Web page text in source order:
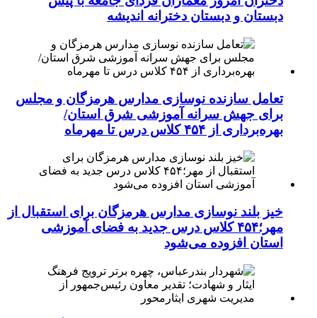
دبستان و دبستان دخترانه اندیشه
تعامل سازنده نوسازی مدارس هرمزگان و مجلس
برای جهش سرانه آموزشی شرق استان/
بهره‌برداری از ۴۵۴ کلاس درس تا مهرماه
خیز بلند نوسازی مدارس هرمزگان برای استقبال از
مهر؛۴۵۴ کلاس درس جدید به فضای آموزشی
استان افزوده می‌شود